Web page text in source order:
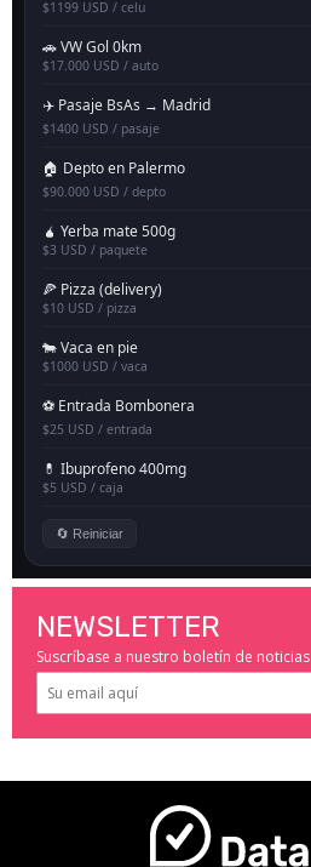
NEWSLETTER
Suscríbase a nuestro boletín de noticias